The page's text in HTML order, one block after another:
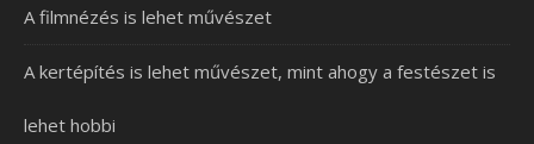
A filmnézés is lehet művészet
A kertépítés is lehet művészet, mint ahogy a festészet is
lehet hobbi